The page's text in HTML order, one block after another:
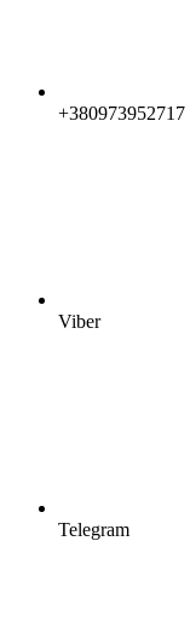
+380973952717
Viber
Telegram